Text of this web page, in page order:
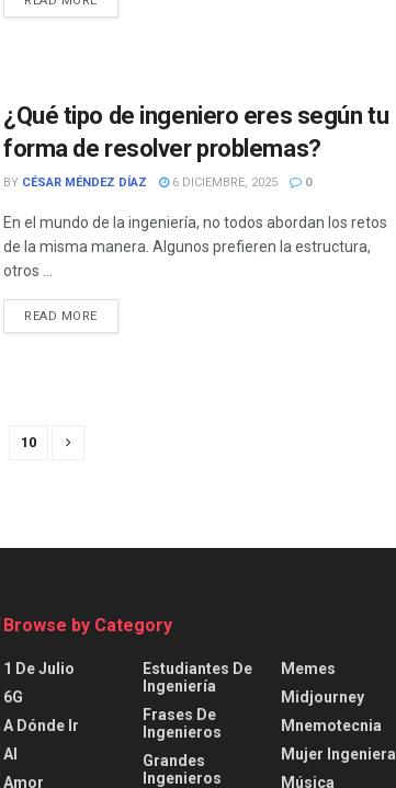
¿Qué tipo de ingeniero eres según tu
forma de resolver problemas?
BY CÉSAR MÉNDEZ DÍAZ 6 DICIEMBRE, 2025 0
En el mundo de la ingeniería, no todos abordan los retos
de la misma manera. Algunos prefieren la estructura,
otros ...
READ MORE
10
Browse by Category
1 De Julio
6G
A Dónde Ir
AI
Amor
Estudiantes De
Ingeniería
Frases De
Ingenieros
Grandes
Ingenieros
Memes
Midjourney
Mnemotecnia
Mujer Ingeniera
Música